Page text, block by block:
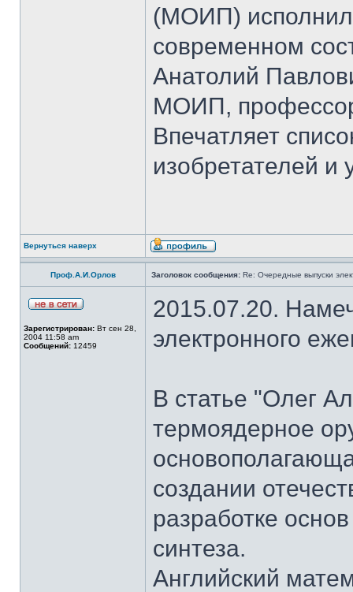
(МОИП)
современном
Анатолий
МОИП,
Впечатляет
изобретателей и
Вернуться наверх
Проф.А.И.Орлов Заголовок сообщения: Re: Очередные выпуски
Зарегистрирован: Вт сен 28,
2004 11:58 am
Сообщений: 12459
2015.07.20.
электронного
В статье "Олег
термоядерное
создании
разработке
синтеза.
Английский